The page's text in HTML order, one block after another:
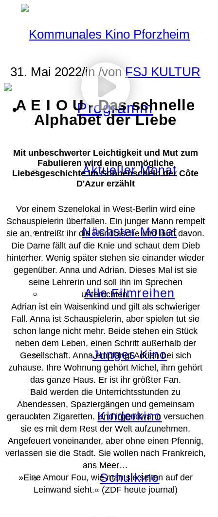
Programm
Aktueller Monat
Nächster Monat
Alle Filmreihen
Junges Kino
Kinderkino
Schulkino
31. Mai 2022/in /vonFSJ KULTUR
A E I O U - Das schnelle
Alphabet der Liebe
Mit unbeschwerter Leichtigkeit und Mut zum
Fabulieren wird eine unmögliche
Liebesgeschichte im Sonnenschein der Côte
D'Azur erzählt
Vor einem Szenelokal in West-Berlin wird eine
Schauspielerin überfallen. Ein junger Mann rempelt
sie an, entreißt ihr die Handtasche und läuft davon.
Die Dame fällt auf die Knie und schaut dem Dieb
hinterher. Wenig später stehen sie einander wieder
gegenüber. Anna und Adrian. Dieses Mal ist sie
seine Lehrerin und soll ihn im Sprechen
unterrichten.
Adrian ist ein Waisenkind und gilt als schwieriger
Fall. Anna ist Schauspielerin, aber spielen tut sie
schon lange nicht mehr. Beide stehen ein Stück
neben dem Leben, einen Schritt außerhalb der
Gesellschaft. Anna empfängt Adrian bei sich
zuhause. Ihre Wohnung gehört Michel, ihm gehört
das ganze Haus. Er ist ihr größter Fan.
Bald werden die Unterrichtsstunden zu
Abendessen, Spaziergängen und gemeinsam
gerauchten Zigaretten. Und irgendwann versuchen
sie es mit dem Rest der Welt aufzunehmen.
Angefeuert voneinander, aber ohne einen Pfennig,
verlassen sie die Stadt. Sie wollen nach Frankreich,
ans Meer…
»Eine Amour Fou, wie man sie selten auf der
Leinwand sieht.« (ZDF heute journal)